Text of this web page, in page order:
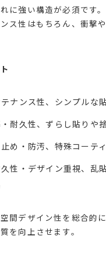
に強い構造が必須です
ス性はもちろん、衝撃
ナンス性、シンプルな
耐久性、ずらし貼りや
め・防汚、特殊コーテ
性・デザイン重視、乱
間デザイン性を総合的
を向上させます。